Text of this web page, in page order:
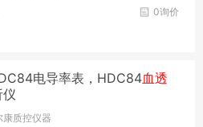
0询价
电导率表，HDC84血透
康质控仪器